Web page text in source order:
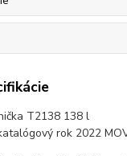
T2138 138 l
rok 2022